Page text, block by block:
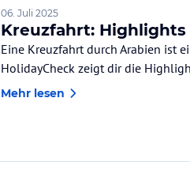
06. Juli 2025
Kreuzfahrt: Highlights
Eine Kreuzfahrt durch Arabien ist
HolidayCheck zeigt dir die
Mehr lesen